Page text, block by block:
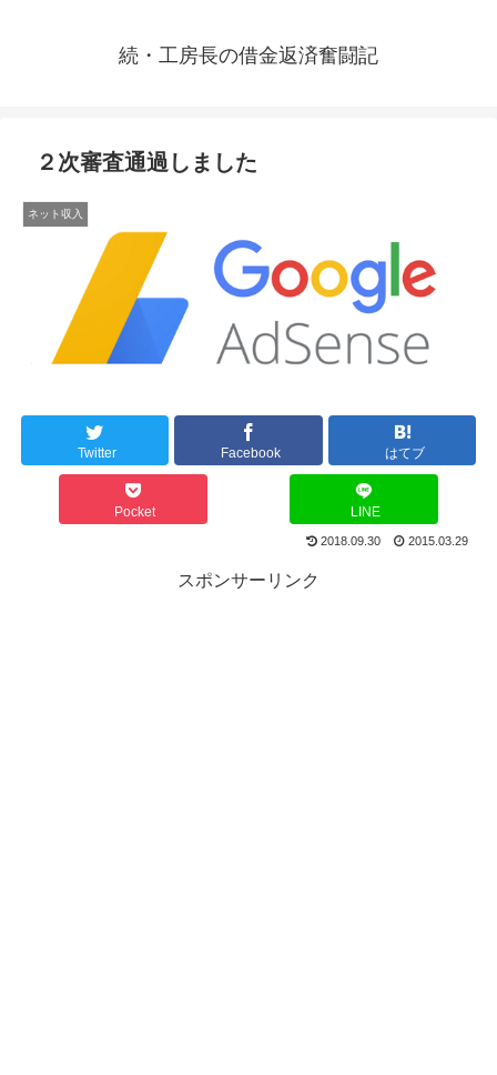
続・工房長の借金返済奮闘記
２次審査通過しました
ネット収入
Twitter Facebook はてブ
Pocket LINE
2018.09.30 2015.03.29
スポンサーリンク